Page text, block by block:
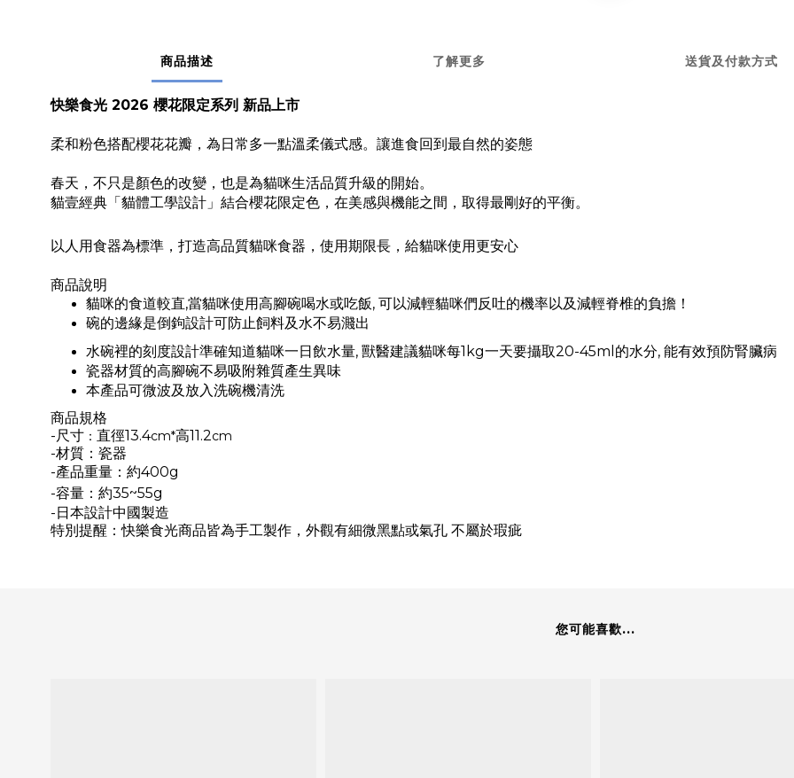
商品描述 了解更多 送貨及付款方式
快樂食光 2026 櫻花限定系列 新品上市
柔和粉色搭配櫻花花瓣，為日常多一點溫柔儀式感。讓進食回到最自然的姿態
春天，不只是顏色的改變，也是為貓咪生活品質升級的開始。
貓壹經典「貓體工學設計」結合櫻花限定色，在美感與機能之間，取得最剛好的平衡。
以人用食器為標準， 打造高品質貓咪食器，使用期限長，給貓咪使用更安心
商品說明
貓咪的食道較直,當貓咪使用高腳碗喝水或吃飯, 可以減輕貓咪們反吐的機率以及減輕脊椎的負擔！
碗的邊緣是倒鉤設計可防止飼料及水不易濺出
水碗裡的刻度設計準確知道貓咪一日飲水量, 獸醫建議貓咪每1kg一天要攝取20-45ml 的水分, 能有效預防腎臟病
瓷器材質的高腳碗不易吸附雜質產生異味
本產品可微波及放入洗碗機清洗
商品規格
-尺寸 ： 直徑13.4cm*高11.2cm
-材質：瓷器
-產品重量 ：約400g
-容量 ： 約35~55g
-日本設計中國製造
特別提醒：快樂食光商品皆為手工製作，外觀有細微黑點或氣孔 不屬於瑕疵
您可能喜歡...